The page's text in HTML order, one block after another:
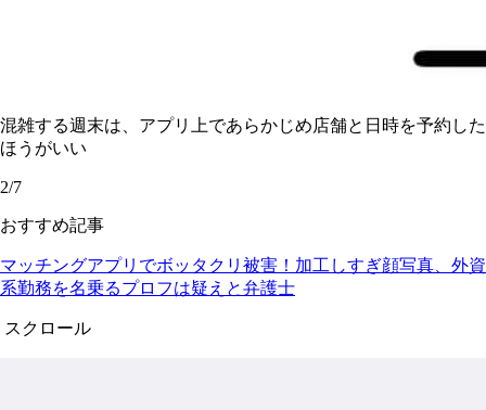
混雑する週末は、アプリ上であらかじめ店舗と日時を予約した
ほうがいい
2/7
おすすめ記事
マッチングアプリでボッタクリ被害！加工しすぎ顔写真、外資
系勤務を名乗るプロフは疑えと弁護士
スクロール